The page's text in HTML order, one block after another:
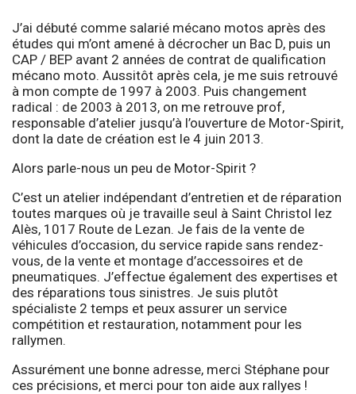
J’ai débuté comme salarié mécano motos après des
études qui m’ont amené à décrocher un Bac D, puis un
CAP / BEP avant 2 années de contrat de qualification
mécano moto. Aussitôt après cela, je me suis retrouvé
à mon compte de 1997 à 2003. Puis changement
radical : de 2003 à 2013, on me retrouve prof,
responsable d’atelier jusqu’à l’ouverture de Motor-Spirit,
dont la date de création est le 4 juin 2013.
Alors parle-nous un peu de Motor-Spirit ?
C’est un atelier indépendant d’entretien et de réparation
toutes marques où je travaille seul à Saint Christol lez
Alès, 1017 Route de Lezan. Je fais de la vente de
véhicules d’occasion, du service rapide sans rendez-
vous, de la vente et montage d’accessoires et de
pneumatiques. J’effectue également des expertises et
des réparations tous sinistres. Je suis plutôt
spécialiste 2 temps et peux assurer un service
compétition et restauration, notamment pour les
rallymen.
Assurément une bonne adresse, merci Stéphane pour
ces précisions, et merci pour ton aide aux rallyes !